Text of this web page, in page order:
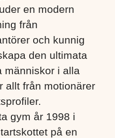
en modern
från
och kunnig
den ultimata
människor i alla
allt från motionärer
gym år 1998 i
på en